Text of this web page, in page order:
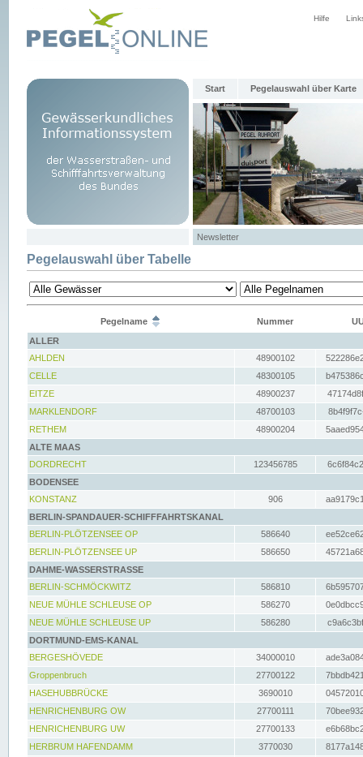
Hilfe
Start Pegelauswahl über Karte
Newsletter
Pegelauswahl über Tabelle
Pegelname Nummer
ALLER
AHLDEN
48900102
CELLE
48300105
EITZE
48900237
MARKLENDORF
48700103
RETHEM
48900204
ALTE MAAS
DORDRECHT
123456785
BODENSEE
KONSTANZ
906
BERLIN-SPANDAUER-SCHIFFFAHRTSKANAL
BERLIN-PLÖTZENSEE OP
586640
BERLIN-PLÖTZENSEE UP
586650
DAHME-WASSERSTRASSE
BERLIN-SCHMÖCKWITZ
586810
NEUE MÜHLE SCHLEUSE OP
586270
NEUE MÜHLE SCHLEUSE UP
586280
DORTMUND-EMS-KANAL
BERGESHÖVEDE
34000010
Groppenbruch
27700122
HASEHUBBRÜCKE
3690010
HENRICHENBURG OW
27700111
HENRICHENBURG UW
27700133
HERBRUM HAFENDAMM
3770030